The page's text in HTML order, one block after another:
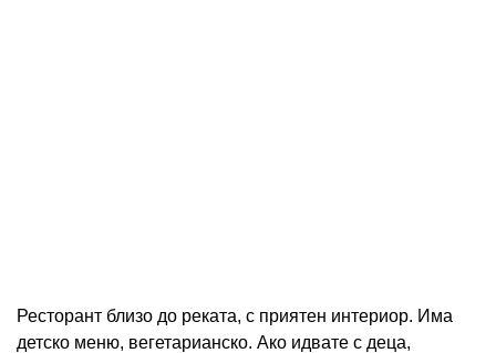
Ресторант близо до реката, с приятен интериор. Има
детско меню, вегетарианско. Ако идвате с деца,